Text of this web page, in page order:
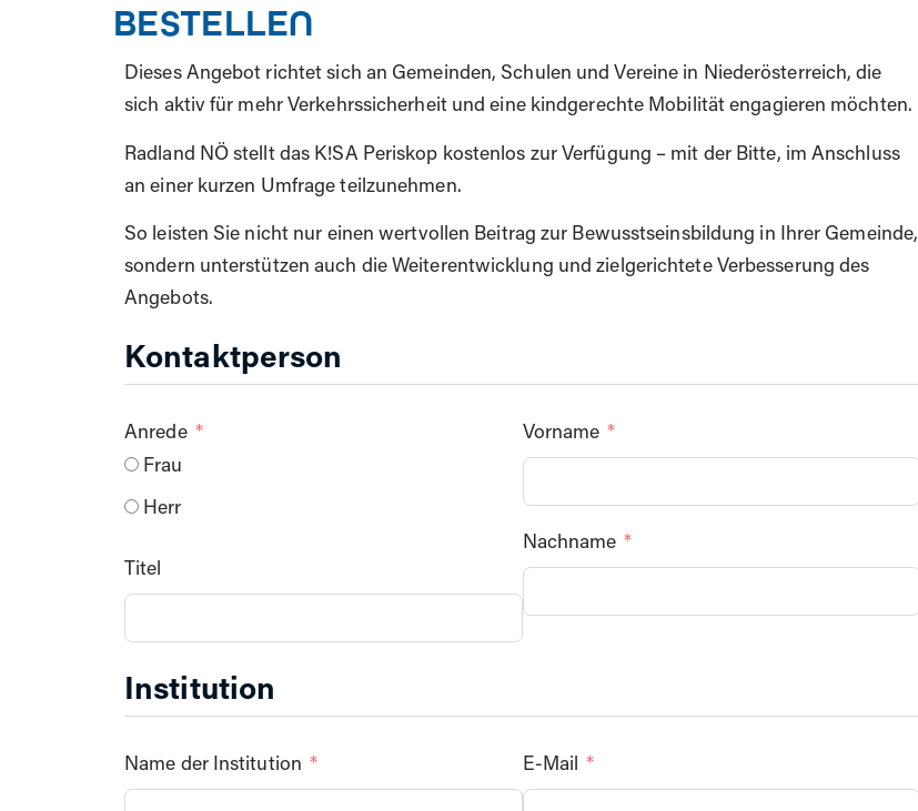
BESTELLEN
Dieses Angebot richtet sich an Gemeinden, Schulen und Vereine in Niederösterreich, die
sich aktiv für mehr Verkehrssicherheit und eine kindgerechte Mobilität engagieren möchten.
Radland NÖ stellt das K!SA Periskop kostenlos zur Verfügung – mit der Bitte, im Anschluss
an einer kurzen Umfrage teilzunehmen.
So leisten Sie nicht nur einen wertvollen Beitrag zur Bewusstseinsbildung in Ihrer Gemeinde,
sondern unterstützen auch die Weiterentwicklung und zielgerichtete Verbesserung des
Angebots.
Kontaktperson
Anrede
Frau
Herr
Titel
Vorname
Nachname
Institution
Name der Institution E-Mail